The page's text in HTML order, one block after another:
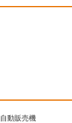
自動販売機